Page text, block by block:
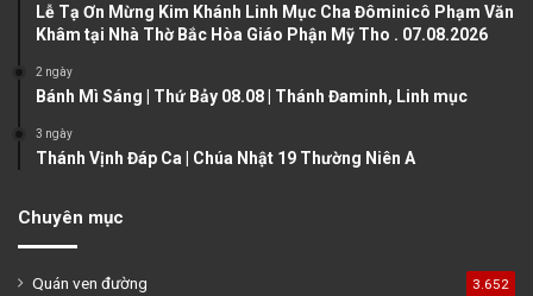
g
Lễ Tạ Ơn Mừng Kim Khánh Linh Mục Cha Đôminicô Phạm Văn
Khâm tại Nhà Thờ Bắc Hòa Giáo Phận Mỹ Tho . 07.08.2026
2 ngày
Bánh Mì Sáng | Thứ Bảy 08.08 | Thánh Đaminh, Linh mục
3 ngày
Thánh Vịnh Đáp Ca | Chúa Nhật 19 Thường Niên A
Chuyên mục
Quán ven đường 3.652